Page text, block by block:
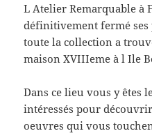
L Atelier Remarquable à
définitivement fermé ses
toute la collection a
maison XVIIIeme à l Ile
Dans ce lieu vous y êtes
intéressés pour
oeuvres qui vous